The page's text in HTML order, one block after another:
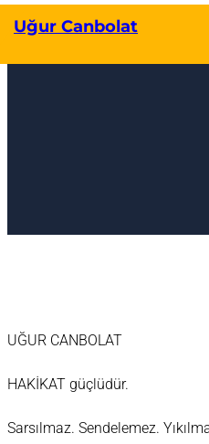
geç
Uğur Canbolat
UĞUR CANBOLAT
HAKİKAT güçlüdür.
Sarsılmaz. Sendelemez.